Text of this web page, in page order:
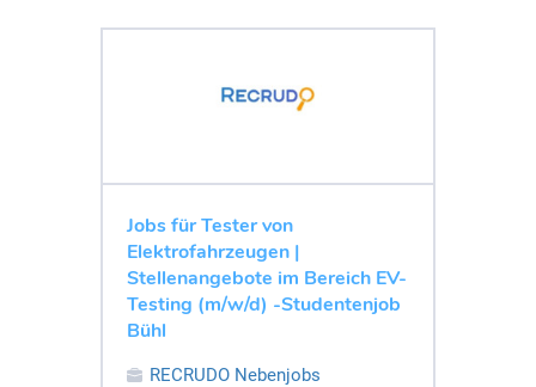
Jobs für Tester von
Elektrofahrzeugen |
Stellenangebote im Bereich EV-
Testing (m/w/d) -Studentenjob
Bühl
RECRUDO Nebenjobs